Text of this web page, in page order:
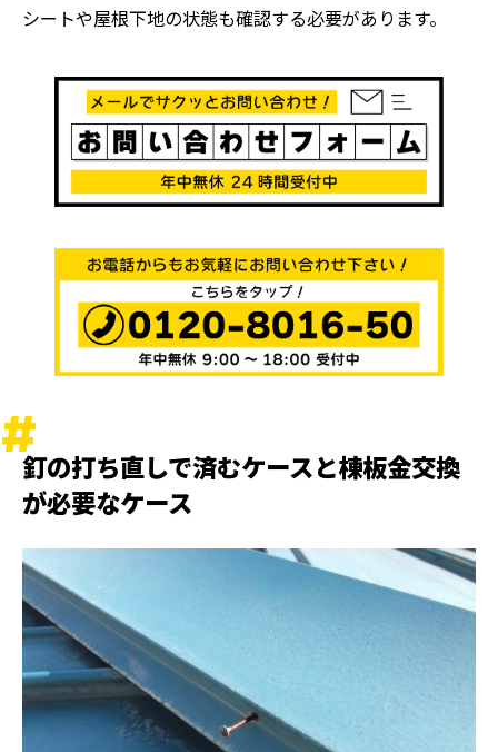
シートや屋根下地の状態も確認する必要があります。
釘の打ち直しで済むケースと棟板金交換
が必要なケース